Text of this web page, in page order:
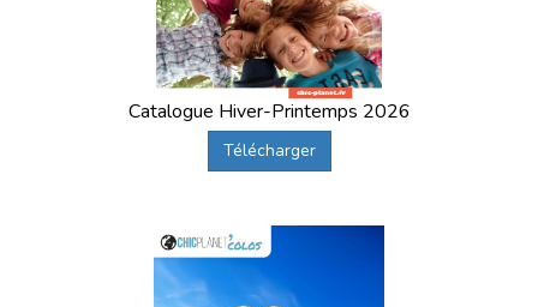
Catalogue Hiver-Printemps 2026
Télécharger